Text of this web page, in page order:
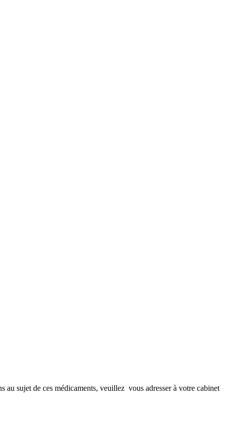
sujet de ces médicaments, veuillez vous adresser à votre cabinet